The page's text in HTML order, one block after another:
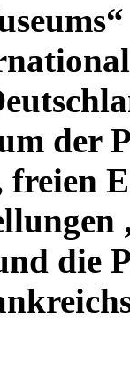
der
freien
die